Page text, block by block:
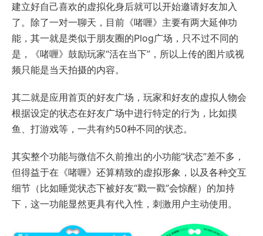
建立好自己喜欢的虚拟化身后就可以开始邀请好友加入
了。除了一对一聊天，目前《啫喱》主要有两大延伸功
能，其一就是类似于朋友圈的Plog广场，只不过不同的
是，《啫喱》鼓励玩家“活在当下”，所以上传的图片或视
频只能是当天拍摄的内容。
其二就是应用首页的好友广场，玩家和好友的虚拟人物会
根据设定的状态在好友广场中进行特定的行为，比如摸
鱼、打游戏等，一共有约50种不同的状态。
其实整个功能与微信不久前推出的小功能“状态”差不多，
但得益于在《啫喱》还算精致的虚拟形象，以及各种交互
细节（比如睡觉状态下被好友“戳一戳”会惊醒）的加持
下，这一功能显然更具有代入性，刺激用户主动使用。